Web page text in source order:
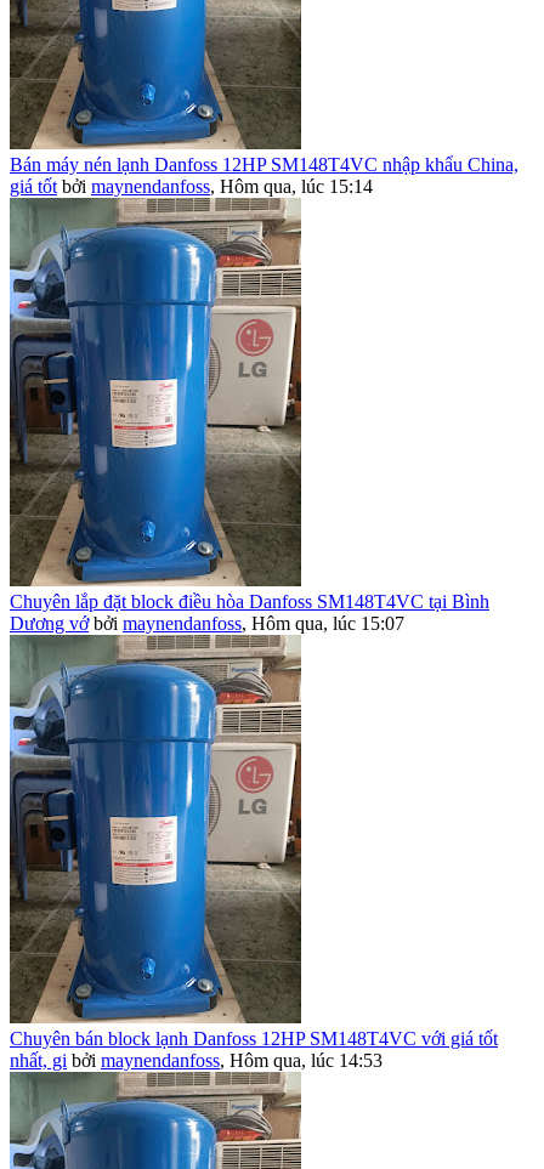
Bán máy nén lạnh Danfoss 12HP SM148T4VC nhập khẩu China,
giá tốt bởi maynendanfoss, Hôm qua, lúc 15:14
Chuyên lắp đặt block điều hòa Danfoss SM148T4VC tại Bình
Dương vớ bởi maynendanfoss, Hôm qua, lúc 15:07
Chuyên bán block lạnh Danfoss 12HP SM148T4VC với giá tốt
nhất, gi bởi maynendanfoss, Hôm qua, lúc 14:53